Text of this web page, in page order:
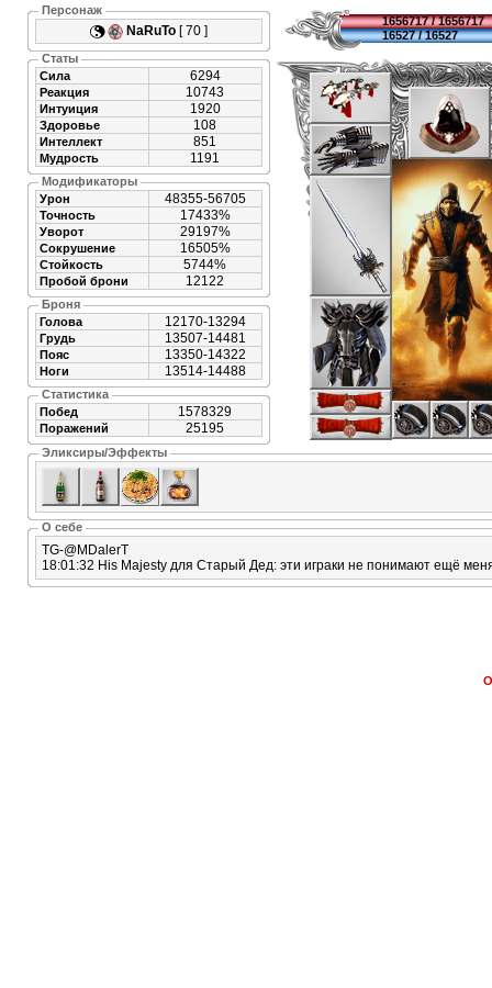
NaRuTo [ 70 ]
Персонаж
1656717 / 1656717
16527 / 16527
Сила 6294
Реакция 10743
Интуиция 1920
Здоровье 108
Интеллект 851
Мудрость 1191
Статы
Урон 48355-56705
Точность 17433%
Уворот 29197%
Сокрушение 16505%
Стойкость 5744%
Пробой брони 12122
Модификаторы
Голова 12170-13294
Грудь 13507-14481
Пояс 13350-14322
Ноги 13514-14488
Броня
Побед 1578329
Поражений 25195
Статистика
Эликсиры/Эффекты
TG-@MDalerT
18:01:32 His Majesty для Старый Дед: эти играки не понимают ещё
О себе